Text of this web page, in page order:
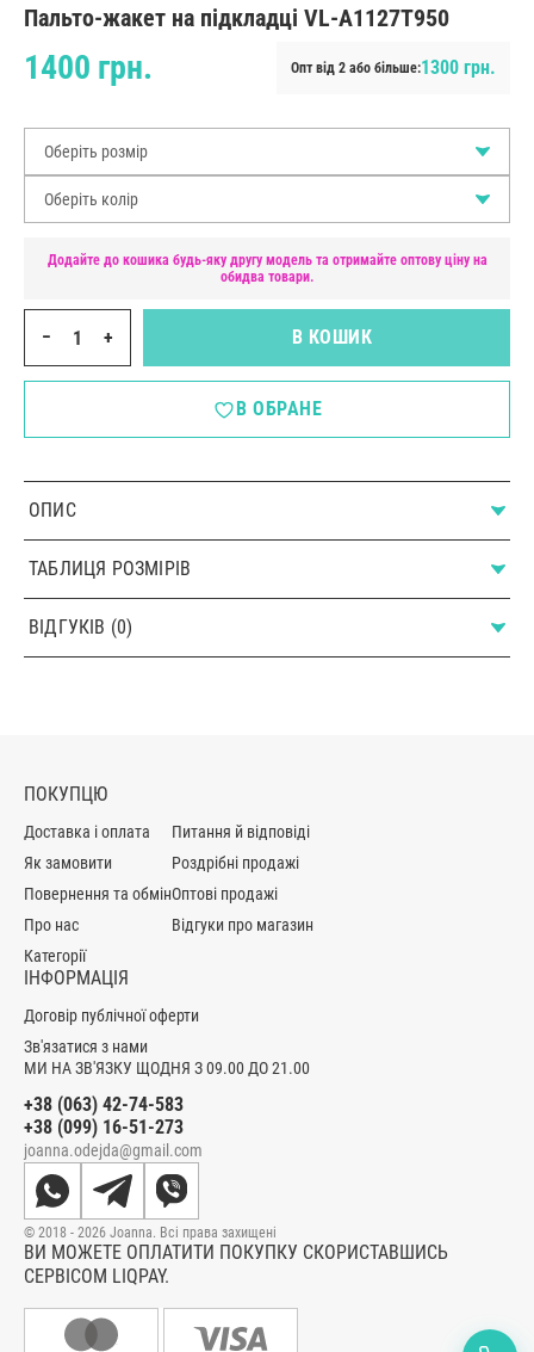
Пальто-жакет на підкладці VL-A1127T950
1400 грн. Опт від 2 або більше:1300 грн.
Оберіть розмір
Оберіть колір
Додайте до кошика будь-яку другу модель та отримайте оптову ціну на
обидва товари.
− + В КОШИК
В ОБРАНЕ
ОПИС
ТАБЛИЦЯ РОЗМІРІВ
ВІДГУКІВ (0)
МИ НА ЗВ'ЯЗКУ ЩОДНЯ З 09.00 ДО 21.00
+38 (063) 42-74-583
+38 (099) 16-51-273
joanna.odejda@gmail.com
ПОКУПЦЮ
Доставка і оплата
Як замовити
Повернення та обмін
Про нас
Категорії
Питання й відповіді
Роздрібні продажі
Оптові продажі
Відгуки про магазин
ІНФОРМАЦІЯ
Договір публічної оферти
Зв'язатися з нами
ВИ МОЖЕТЕ ОПЛАТИТИ ПОКУПКУ СКОРИСТАВШИСЬ
СЕРВІСОМ LIQPAY.
© 2018 - 2026 Joanna. Всі права захищені